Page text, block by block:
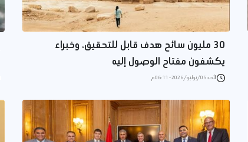
30 مليون سائح هدف قابل للتحقيق، وخبراء
يكشفون مفتاح الوصول إليه
الأحد 05/يوليو/2026 - 06:11 م